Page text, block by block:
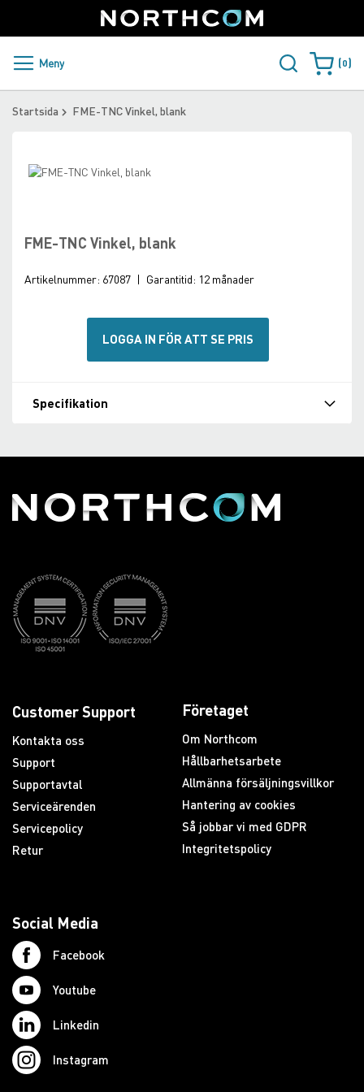
to
Content
Sweden
PRODUKTER OCH LÖSNINGAR
ÅTERFÖRSÄLJARE
Meny Varukorgen
0
Startsida FME-TNC Vinkel, blank
FME-TNC Vinkel, blank
Artikelnummer: 67087 | Garantitid: 12 månader
LOGGA IN FÖR ATT SE PRIS
Skip
of
the
gallery
beginning
of
images
Specifikation
Customer Support
Kontakta oss
Support
Supportavtal
Serviceärenden
Servicepolicy
Retur
Företaget
Om Northcom
Hållbarhetsarbete
Allmänna försäljningsvillkor
Hantering av cookies
Så jobbar vi med GDPR
Integritetspolicy
Social Media
Facebook
Youtube
Linkedin
Instagram